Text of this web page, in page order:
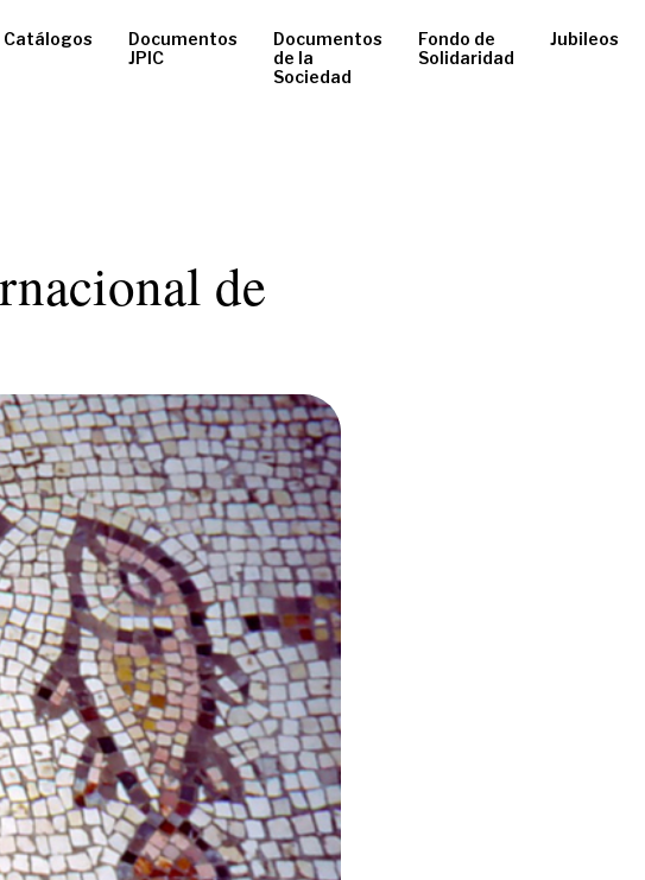
Catálogos
Documentos
JPIC
Documentos
de la
Sociedad
Fondo de
Solidaridad
Jubileos
de